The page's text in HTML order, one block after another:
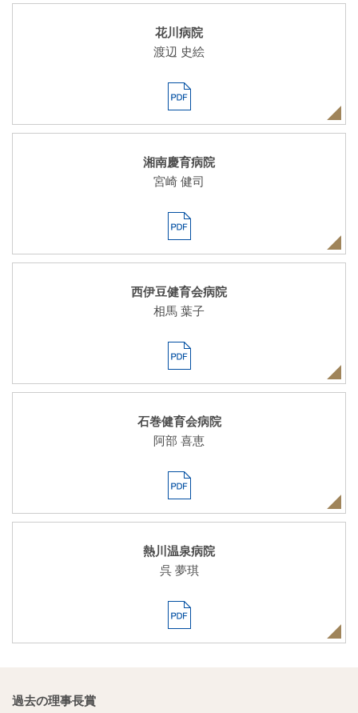
花川病院
渡辺 史絵
湘南慶育病院
宮崎 健司
西伊豆健育会病院
相馬 葉子
石巻健育会病院
阿部 喜恵
熱川温泉病院
呉 夢琪
過去の理事長賞